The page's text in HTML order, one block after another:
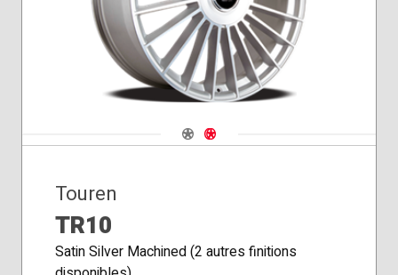
Navigate 1
Navigate 2
Touren
TR10
Satin Silver Machined (2 autres finitions